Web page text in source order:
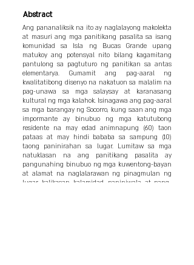
Abstract
Ang pananaliksik na ito ay naglalayong makolekta
at masuri ang mga panitikang pasalita sa isang
komunidad sa Isla ng Bucas Grande upang
matukoy ang potensyal nito bilang kagamitang
pantulong sa pagtuturo ng panitikan sa antas
elementarya. Gumamit ang pag-aaral ng
kwalitatibong disenyo na nakatuon sa malalim na
pag-unawa sa mga salaysay at karanasang
kultural ng mga kalahok. Isinagawa ang pag-aaral
sa mga barangay ng Socorro, kung saan ang mga
impormante ay binubuo ng mga katutubong
residente na may edad animnapung (60) taon
pataas at may hindi bababa sa sampung (10)
taong paninirahan sa lugar. Lumitaw sa mga
natuklasan na ang panitikang pasalita ay
pangunahing binubuo ng mga kuwentong-bayan
at alamat na naglalarawan ng pinagmulan ng
lugar, kalikasan, kalamidad, paniniwala, at pang-